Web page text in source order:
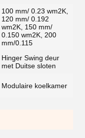
100 mm/ 0.23 wm2K,
120 mm/ 0.192
wm2K, 150 mm/
0.150 wm2K, 200
mm/0.115
Hinger Swing deur
met Duitse sloten
Modulaire koelkamer